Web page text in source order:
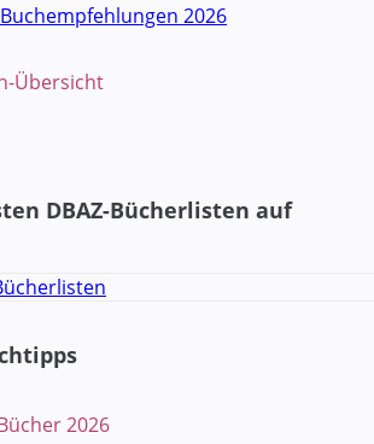
Übersicht
DBAZ-Bücherlisten auf
2026